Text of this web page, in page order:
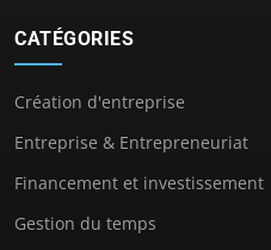
CATÉGORIES
Création d'entreprise
Entreprise & Entrepreneuriat
Financement et investissement
Gestion du temps